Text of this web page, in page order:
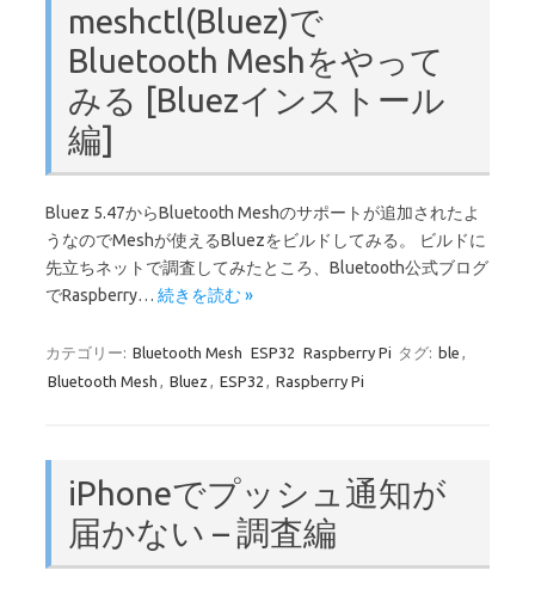
meshctl(Bluez)で
Bluetooth Meshをやって
みる [Bluezインストール
編]
Bluez 5.47からBluetooth Meshのサポートが追加されたよ
うなのでMeshが使えるBluezをビルドしてみる。 ビルドに
先立ちネットで調査してみたところ、Bluetooth公式ブログ
でRaspberry… 続きを読む »
カテゴリー: Bluetooth Mesh ESP32 Raspberry Pi タグ: ble ,
Bluetooth Mesh , Bluez , ESP32 , Raspberry Pi
iPhoneでプッシュ通知が
届かない – 調査編